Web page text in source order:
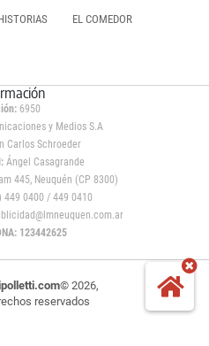
EL COMEDOR
6950
y Medios S.A
Carlos Schroeder
Ángel Casagrande
445, Neuquén (CP 8300)
449 0400 / 449 0410
123442625
© 2026,
reservados